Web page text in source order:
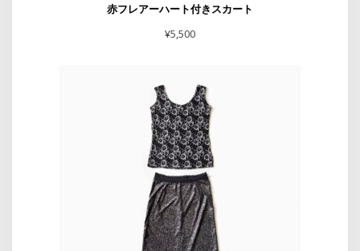
赤フレアーハート付きスカート
¥5,500